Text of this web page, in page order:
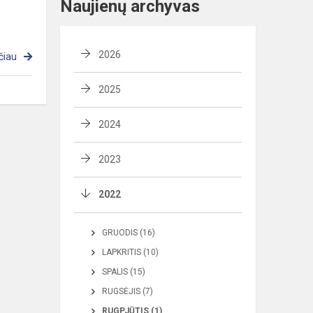
Naujienų archyvas
2026
2025
2024
2023
2022
GRUODIS (16)
LAPKRITIS (10)
SPALIS (15)
RUGSĖJIS (7)